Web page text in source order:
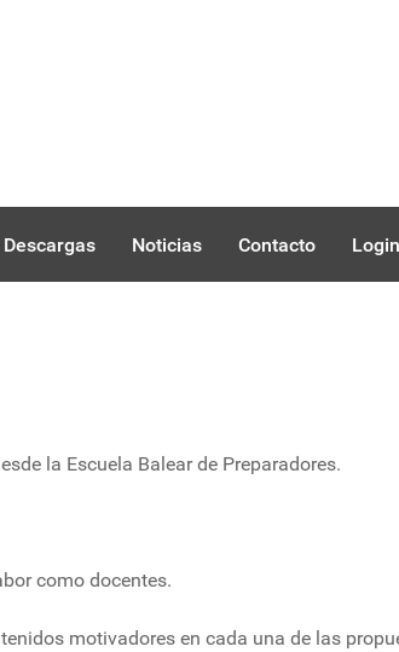
Descargas Noticias Contacto Login
la Escuela Balear de Preparadores.
como docentes.
motivadores en cada una de las